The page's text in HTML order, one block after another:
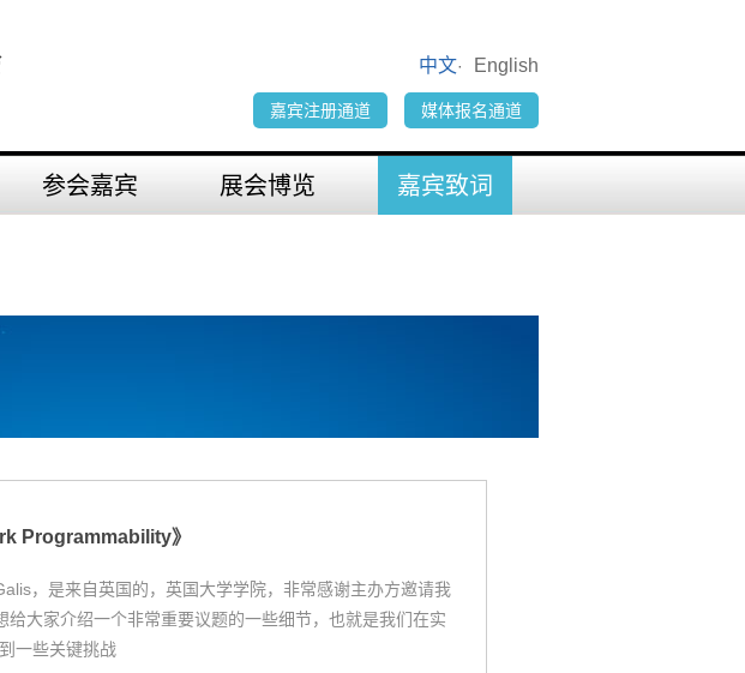
中文· English
嘉宾注册通道 媒体报名通道
参会嘉宾 展会博览 嘉宾致词
Programmability》
，是来自英国的，英国大学学院，非常感谢主办方邀请我
给大家介绍一个非常重要议题的一些细节，也就是我们在实
一些关键挑战